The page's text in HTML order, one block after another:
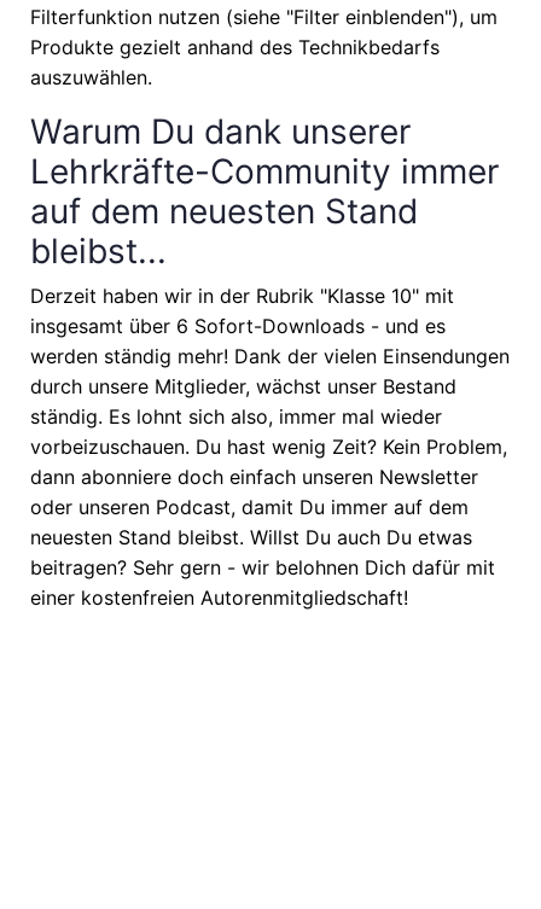
Filterfunktion nutzen (siehe "Filter einblenden"), um
Produkte gezielt anhand des Technikbedarfs
auszuwählen.
Warum Du dank unserer
Lehrkräfte-Community immer
auf dem neuesten Stand
bleibst...
Derzeit haben wir in der Rubrik "Klasse 10" mit
insgesamt über 6 Sofort-Downloads - und es
werden ständig mehr! Dank der vielen Einsendungen
durch unsere Mitglieder, wächst unser Bestand
ständig. Es lohnt sich also, immer mal wieder
vorbeizuschauen. Du hast wenig Zeit? Kein Problem,
dann abonniere doch einfach unseren Newsletter
oder unseren Podcast, damit Du immer auf dem
neuesten Stand bleibst. Willst Du auch Du etwas
beitragen? Sehr gern - wir belohnen Dich dafür mit
einer kostenfreien Autorenmitgliedschaft!